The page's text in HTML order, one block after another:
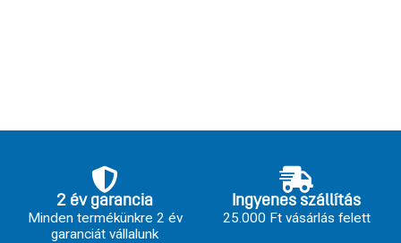
2 év garancia
Minden termékünkre 2 év
garanciát vállalunk
Ingyenes szállítás
25.000 Ft vásárlás felett